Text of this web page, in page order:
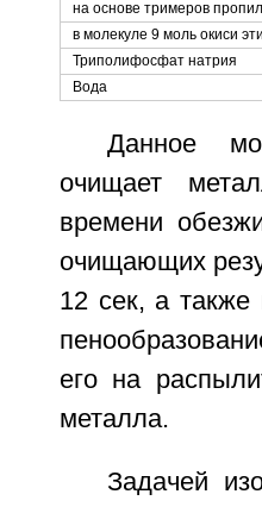
на основе тримеров
в молекуле 9 моль окиси
Триполифосфат натрия
Вода
Данное
очищает
времени
очищающих
12 сек, а также
его на
металла.
Задачей